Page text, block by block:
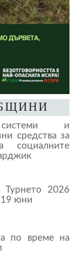
системи и
средства за
социалните
Турнето 2026
19 юни
по време на